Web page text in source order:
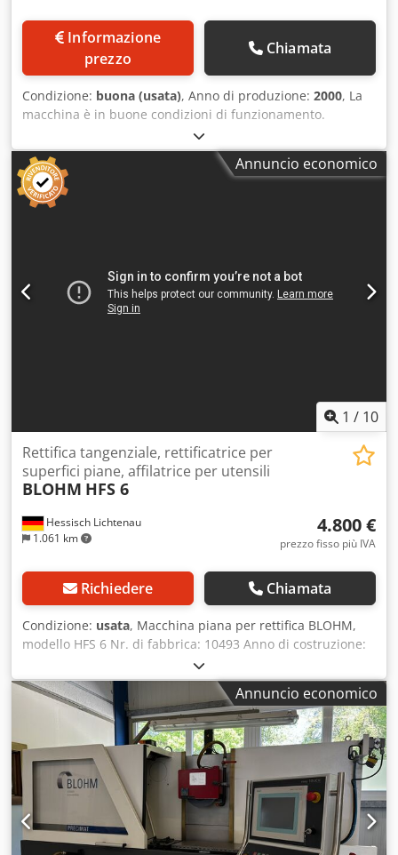
prezzo
Chiamata
Condizione: buona (usata), Anno di produzione: 2000, La
macchina è in buone condizioni di funzionamento.
Cjdporh Ipasfx Af Eerf Magnete 600 mm
Annuncio economico
1 / 10
Hessisch Lichtenau
1.061 km
Rettifica tangenziale, rettificatrice per
superfici piane, affilatrice per utensili
BLOHM HFS 6
4.800 €
prezzo fisso più IVA
Richiedere Chiamata
Condizione: usata, Macchina piana per rettifica BLOHM,
modello HFS 6 Nr. di fabbrica: 10493 Anno di costruzione:
1973 Piano di bloccaggio elettromagnetico 600 x 300 mm
Lunghezza di rettifica 600 mm Larghezza di rettifica 400
mm Corsa longitudinale del tavolo, max. 650 mm Corsa
trasversale 350 mm Distanza tra il centro del mandrino e
la superficie del tavolo, max. 600 mm Distanza tra il centro
del mandrino e il piano di bloccaggio, max. 517 mm
Superficie di bloccaggio del tavolo 1020 x 300 mm
Diametro della mola 300 mm Larghezza della mola 50 mm
Foro della mola 76 mm Avanzamento longitudinale del
tavolo 2-30 m/min, a variazione continua Avanzamento
trasversale del tavolo 2-65 mm, a variazione continua,
Annuncio economico